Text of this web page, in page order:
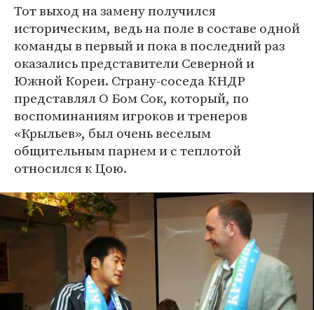
Тот выход на замену получился
историческим, ведь на поле в составе одной
команды в первый и пока в последний раз
оказались представители Северной и
Южной Кореи. Страну-соседа КНДР
представлял О Бом Сок, который, по
воспоминаниям игроков и тренеров
«Крыльев», был очень веселым
общительным парнем и с теплотой
относился к Цою.